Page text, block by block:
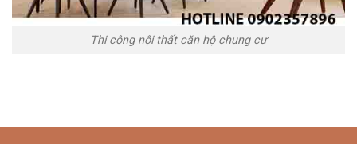
Thi công nội thất căn hộ chung cư